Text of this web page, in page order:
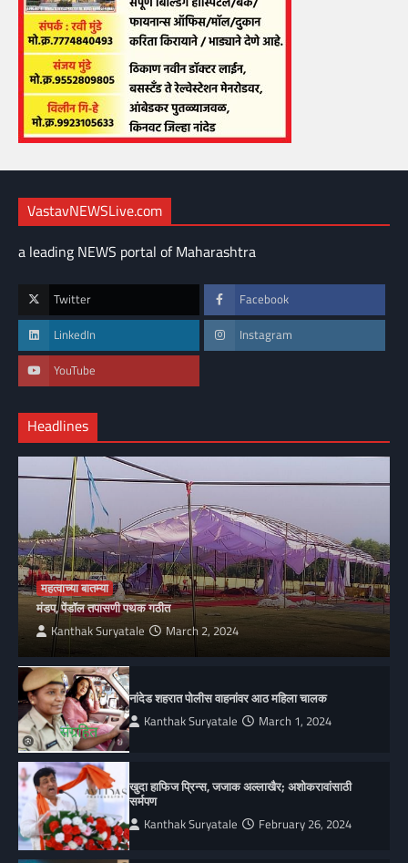
VastavNEWSLive.com
a leading NEWS portal of Maharashtra
Twitter Facebook
LinkedIn Instagram
YouTube
Headlines
महत्वाच्या बातम्या
मंडप, पेंडॉल तपासणी पथक गठीत
Kanthak Suryatale March 2, 2024
नांदेड शहरात पोलीस वाहनांवर आठ महिला चालक
Kanthak Suryatale March 1, 2024
खुदा हाफिज प्रिन्स, जजाक अल्लाखैर; अशोकरावांसाठी
सर्मपण
Kanthak Suryatale February 26, 2024